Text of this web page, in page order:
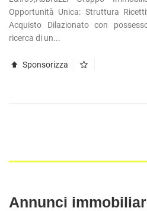
Opportunità Unica: Struttura
Acquisto Dilazionato con
ricerca di un...
Sponsorizza
Annunci